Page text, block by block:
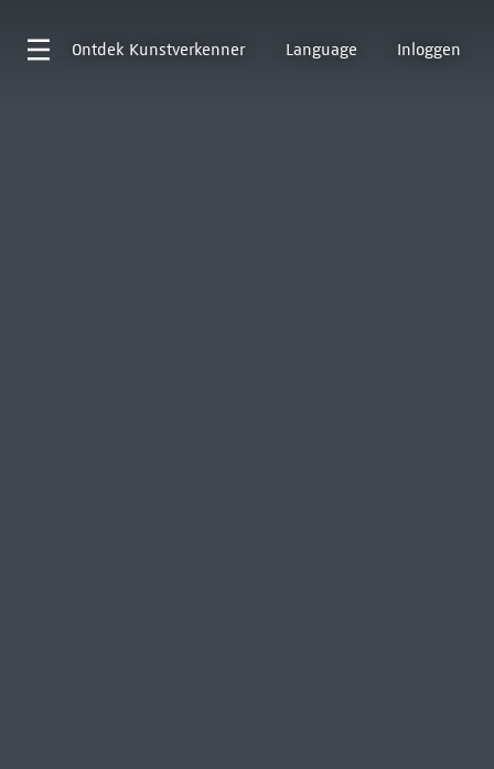
Ontdek Kunstverkenner Language Inloggen